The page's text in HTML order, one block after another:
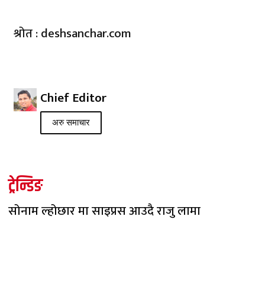
श्रोत : deshsanchar.com
Chief Editor
अरु समाचार
ट्रेन्डिङ
सोनाम ल्होछार मा साइप्रस आउदै राजु लामा